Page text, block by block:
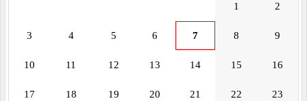
1 2
3 4 5 6 7 8 9
10 11 12 13 14 15 16
17 18 19 20 21 22 23